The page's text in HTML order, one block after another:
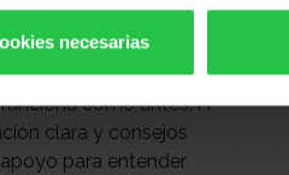
necesarias
a las personas que,
oncológico, sienten
como antes. A
clara y consejos
para entender